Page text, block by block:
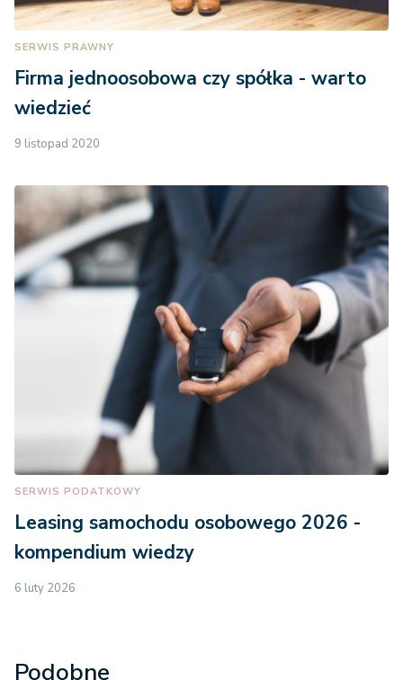
SERWIS PRAWNY
Firma jednoosobowa czy spółka - warto
wiedzieć
9 listopad 2020
SERWIS PODATKOWY
Leasing samochodu osobowego 2026 -
kompendium wiedzy
6 luty 2026
Podobne